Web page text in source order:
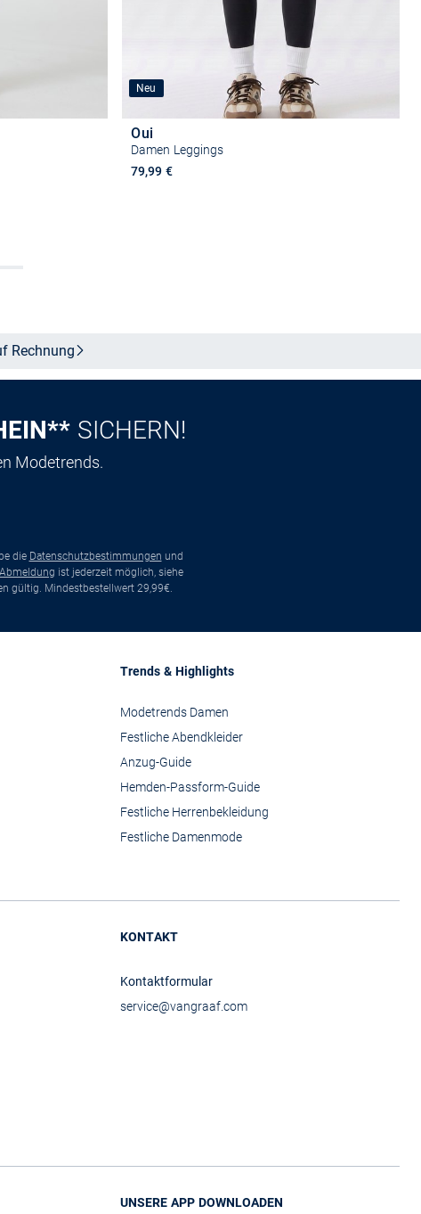
Neu
Oui
Damen Leggings
79,99 €
Rechnung
SICHERN!
Modetrends.
die Datenschutzbestimmungen und
Abmeldung ist jederzeit möglich, siehe
gültig. Mindestbestellwert 29,99€.
Trends & Highlights
Modetrends Damen
Festliche Abendkleider
Anzug-Guide
Hemden-Passform-Guide
Festliche Herrenbekleidung
Festliche Damenmode
KONTAKT
Kontaktformular
service@vangraaf.com
UNSERE APP DOWNLOADEN